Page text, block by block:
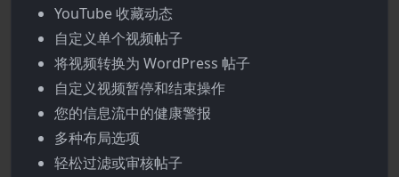
YouTube 收藏动态
自定义单个视频帖子
将视频转换为 WordPress 帖子
自定义视频暂停和结束操作
您的信息流中的健康警报
多种布局选项
轻松过滤或审核帖子